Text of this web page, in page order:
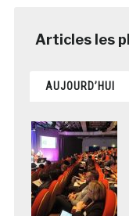
AUJOURD’HUI